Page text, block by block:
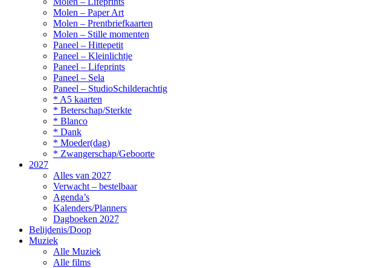
Molen – Paper Art
Molen – Prentbriefkaarten
Molen – Stille momenten
Paneel – Hittepetit
Paneel – Kleinlichtje
Paneel – Lifeprints
Paneel – Sela
Paneel – StudioSchilderachtig
* A5 kaarten
* Beterschap/Sterkte
* Blanco
* Dank
* Moeder(dag)
* Zwangerschap/Geboorte
2027
Alles van 2027
Verwacht – bestelbaar
Agenda’s
Kalenders/Planners
Dagboeken 2027
Belijdenis/Doop
Muziek
Alle Muziek
Alle films